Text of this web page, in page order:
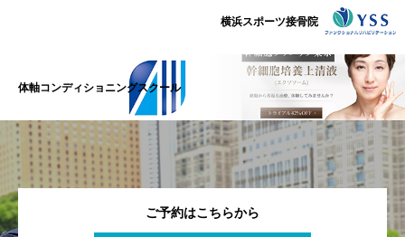
横浜スポーツ接骨院
体軸コンディショニングスクール
ご予約はこちらから